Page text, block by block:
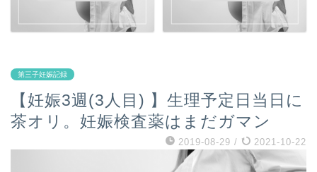
第三子妊娠記録
【妊娠3週(3人目) 】生理予定日当日に
茶オリ。妊娠検査薬はまだガマン
2019-08-29 / 2021-10-22